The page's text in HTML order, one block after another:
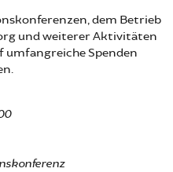
dem Betrieb
und weiterer Aktivitäten
umfangreiche Spenden